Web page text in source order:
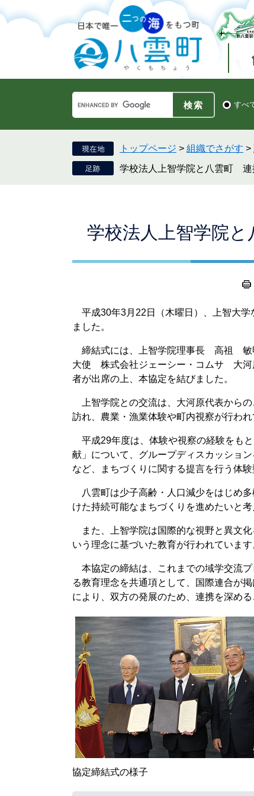
ー
で
ニ
ば
文
Google
カ
ス
タ
ム
検
検 すべ
トップページ > 組織でさがす >
学校法人上智学院と八雲町 連
学校法人上智学院
平成30年3月22日（木曜日）、上智大学
ました。
締結式には、上智学院理事長 高祖 敏
大使 株式会社ジェーシー・コムサ 大
者が出席の上、本協定を結びました。
上智学院との交流は、大河原代表から
訪れ、農業・漁業体験や町内視察が行われ
平成29年度は、体験や視察の経験をも
献」について、グループディスカッショ
など、まちづくりに関する提言を行う体
八雲町は少子高齢・人口減少をはじめ
けた持続可能なまちづくりを進めたいと考
また、上智学院は国際的な視野と異文
いう理念に基づいた教育が行われています
本協定の締結は、これまでの域学交流
る教育理念を共通項として、国際連合が
により、双方の発展のため、連携を深める
協定締結式の様子